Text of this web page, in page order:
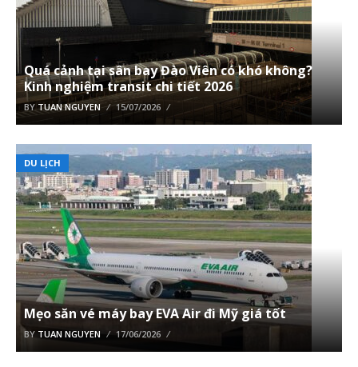
Quá cảnh tại sân bay Đào Viên có khó không?
Kinh nghiệm transit chi tiết 2026
BYTUAN NGUYEN 15/07/2026
DU LỊCH
Mẹo săn vé máy bay EVA Air đi Mỹ giá tốt
BY TUAN NGUYEN 17/06/2026